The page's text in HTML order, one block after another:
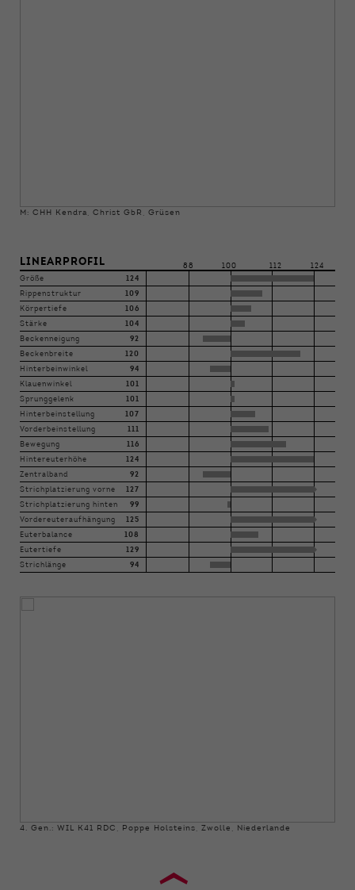
M: CHH Kendra, Christ GbR, Grüsen
LINEARPROFIL 88 100 112
124
Größe
124
Rippenstruktur 109
Körpertiefe 106
Stärke 104
Beckenneigung 92
Beckenbreite 120
Hinterbeinwinkel 94
Klauenwinkel 101
Sprunggelenk 101
Hinterbeinstellung 107
Vorderbeinstellung 111
Bewegung 116
Hintereuterhöhe 124
Zentralband 92
Strichplatzierung vorne 127
Strichplatzierung hinten 99
Vordereuteraufhängung 125
Euterbalance 108
Eutertiefe 129
Strichlänge 94
4. Gen.: WIL K41 RDC, Poppe Holsteins, Zwolle, Niederlande
›